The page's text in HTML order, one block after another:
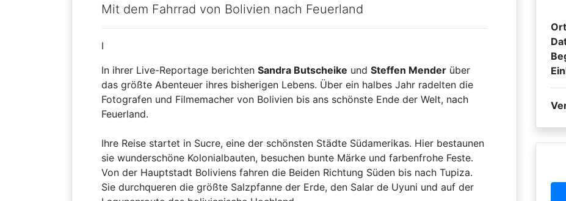
Mit dem Fahrrad von Bolivien nach Feuerland
I
In ihrer Live-Reportage berichten Sandra Butscheike und Steffen Mender über
das größte Abenteuer ihres bisherigen Lebens. Über ein halbes Jahr radelten die
Fotografen und Filmemacher von Bolivien bis ans schönste Ende der Welt, nach
Feuerland.
Ihre Reise startet in Sucre, eine der schönsten Städte Südamerikas. Hier bestaunen
sie wunderschöne Kolonialbauten, besuchen bunte Märke und farbenfrohe Feste.
Von der Hauptstadt Boliviens fahren die Beiden Richtung Süden bis nach Tupiza.
Sie durchqueren die größte Salzpfanne der Erde, den Salar de Uyuni und auf der